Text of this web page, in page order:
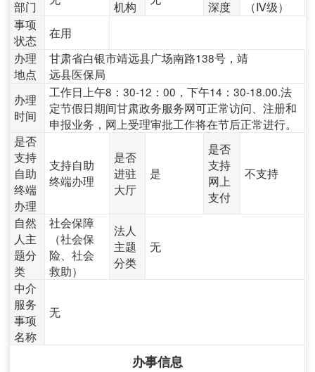
部门
机构
深度
（Ⅳ级）
事项
状态
在用
办理
地点
甘肃省白银市靖远县广场南路138号，靖
远县医保局
办理
时间
工作日上午8：30-12：00，下午14：30-18.00.法
定节假日期间甘肃政务服务网可正常访问、注册和
申报业务，网上受理审批工作将在节后正常进行。
是否
支持
自助
终端
办理
支持自助
终端办理
是否
进驻
大厅
是
是否
支持
网上
支付
不支持
自然
人主
题分
类
社会保障
（社会保
险、社会
救助）
法人
主题
分类
无
中介
服务
事项
名称
无
办事信息